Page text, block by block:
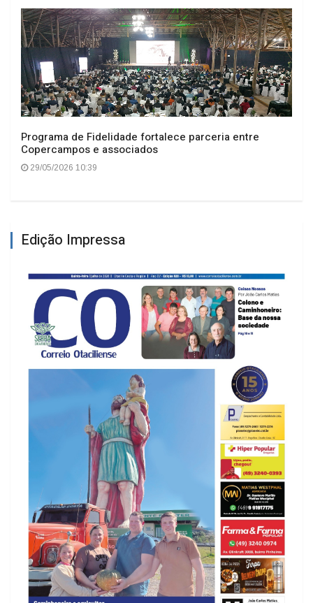
Programa de Fidelidade fortalece parceria entre
Copercampos e associados
29/05/2026 10:39
Edição Impressa